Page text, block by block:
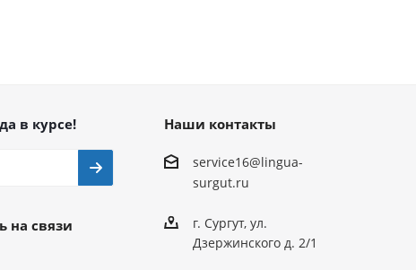
в курсе!
на связи
Наши контакты
service16@lingua-
surgut.ru
г. Сургут,ул.
Дзержинского д. 2/1